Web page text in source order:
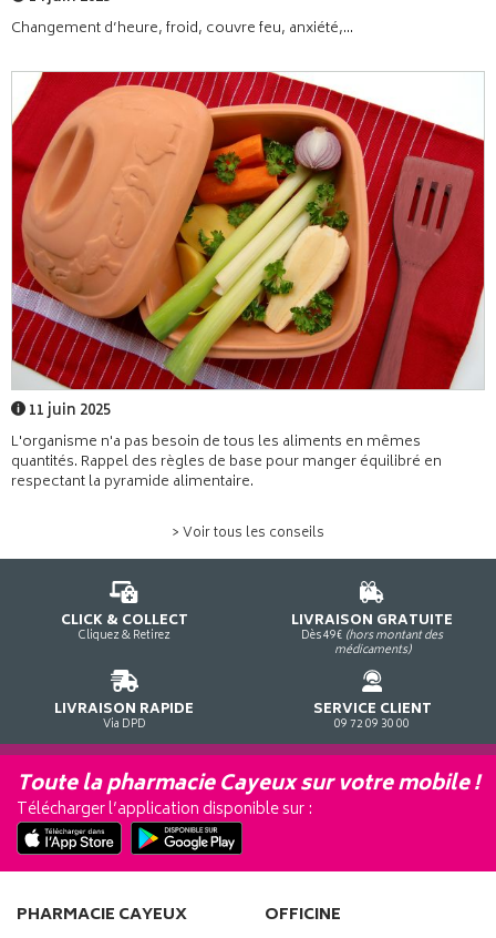
Changement d’heure, froid, couvre feu, anxiété,...
11 juin 2025
L'organisme n'a pas besoin de tous les aliments en mêmes
quantités. Rappel des règles de base pour manger équilibré en
respectant la pyramide alimentaire.
> Voir tous les conseils
CLICK & COLLECT
Cliquez & Retirez
LIVRAISON GRATUITE
Dès 49€ (hors montant des
médicaments)
LIVRAISON RAPIDE
Via DPD
SERVICE CLIENT
09 72 09 30 00
Toute la pharmacie Cayeux sur votre mobile !
Télécharger l’application disponible sur :
PHARMACIE CAYEUX OFFICINE